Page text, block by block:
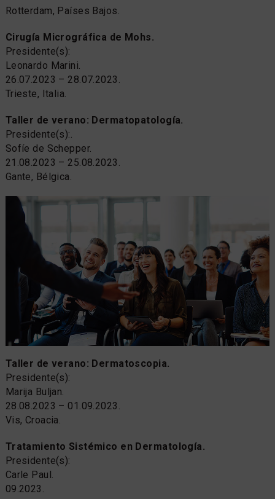
Rotterdam, Países Bajos.
Cirugía Micrográfica de Mohs.
Presidente(s):
Leonardo Marini.
26.07.2023 – 28.07.2023.
Trieste, Italia.
Taller de verano: Dermatopatología.
Presidente(s):.
Sofíe de Schepper.
21.08.2023 – 25.08.2023.
Gante, Bélgica.
Taller de verano: Dermatoscopia.
Presidente(s):
Marija Buljan.
28.08.2023 – 01.09.2023.
Vis, Croacia.
Tratamiento Sistémico en Dermatología.
Presidente(s):
Carle Paul.
09.2023.